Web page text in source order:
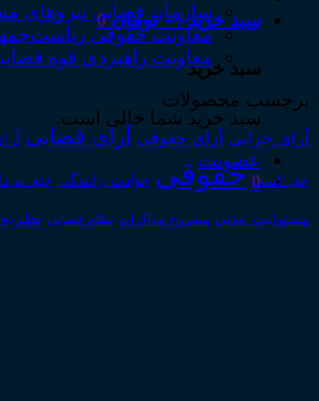
سبد خرید /۰ تومان 0
سبد خرید
سبد خرید شما خالی است.
عضویت
0
سازمان قضایی نیروهای
معاونت حقوقی
معاونت راهبردی قوه
برچسب محصولات
آرای جزایی آرای حقوقی آرای قضایی
حق_کسب حقوقی حوادث_رانندگی خلع_ید
مسئولیت_مدنی مشروح مذاکرات نظام قضایی